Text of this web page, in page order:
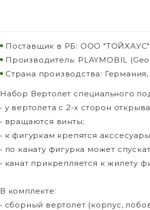
Поставщик в РБ: ООО "ТОЙХАУС",
Производитель: PLAYMOBIL
Страна производства: Германия,
Набор Вертолет специального
• у вертолета с 2-х сторон
• вращаются винты;
• к фигуркам крепятся
• по канату фигурка может
• канат прикрепляется к жилету
В комплекте:
• сборный вертолет (корпус,